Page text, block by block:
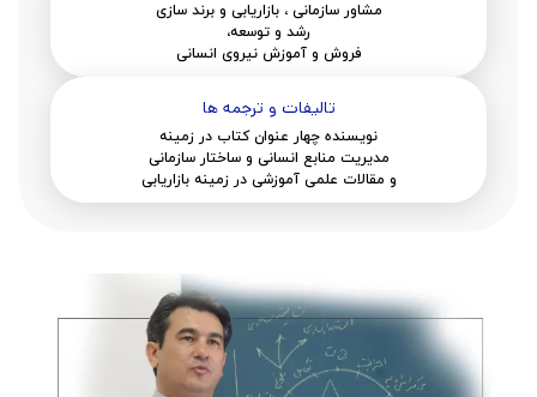
مشاور سازمانی ، بازاریابی و برند سازی
رشد و توسعه،
فروش و آموزش نیروی انسانی
تالیفات و ترجمه ها
نویسنده چهار عنوان کتاب در زمینه
مدیریت منابع انسانی و ساختار سازمانی
و مقالات علمی آموزشی در زمینه بازاریابی